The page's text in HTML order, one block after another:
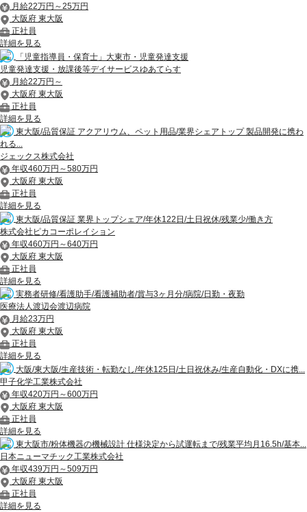
月給22万円～25万円
大阪府 東大阪
正社員
詳細を見る
「児童指導員・保育士」大東市・児童発達支援
児童発達支援・放課後等デイサービスゆあてらす
月給22万円～
大阪府 東大阪
正社員
詳細を見る
東大阪/品質保証 アクアリウム、ペット用品/業界シェアトップ 製品開発に携わ
れる...
ジェックス株式会社
年収460万円～580万円
大阪府 東大阪
正社員
詳細を見る
東大阪/品質保証 業界トップシェア/年休122日/土日祝休/残業少/働き方
株式会社ピカコーポレイション
年収460万円～640万円
大阪府 東大阪
正社員
詳細を見る
実務者研修/看護助手/看護補助者/賞与3ヶ月分/病院/日勤・夜勤
医療法人渡辺会渡辺病院
月給23万円
大阪府 東大阪
正社員
詳細を見る
大阪/東大阪/生産技術・転勤なし/年休125日/土日祝休み/生産自動化・DXに携...
甲子化学工業株式会社
年収420万円～600万円
大阪府 東大阪
正社員
詳細を見る
東大阪市/粉体機器の機械設計 仕様決定から試運転まで/残業平均月16.5h/基本...
日本ニューマチック工業株式会社
年収439万円～509万円
大阪府 東大阪
正社員
詳細を見る